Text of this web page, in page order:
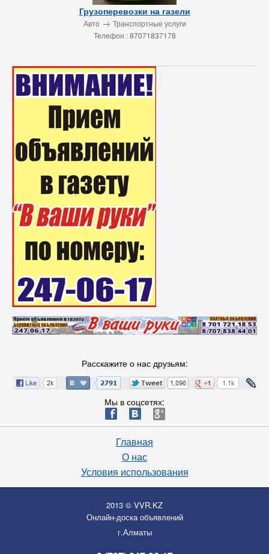
Грузоперевозки на газели
Авто → Транспортные услуги
Телефон : 87071837178
Расскажите о нас друзьям:
Мы в соцсетях:
ä æ è
Главная
О нас
Условия использования
2013 © VVR.KZ
Онлайн-доска объявлений
г.Алматы